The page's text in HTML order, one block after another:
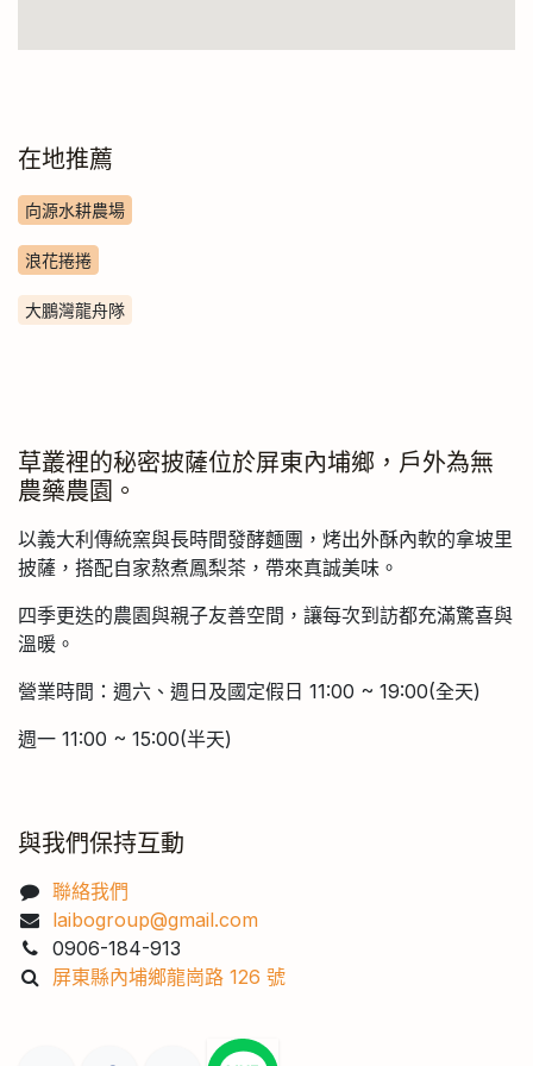
在地推薦
向源水耕農場
浪花捲捲
大鵬灣龍舟隊
草叢裡的秘密披薩位於屏東內埔鄉，戶外為無
農藥農園。
以義大利傳統窯與長時間發酵麵團，烤出外酥內軟的拿坡里
披薩，搭配自家熬煮鳳梨茶，帶來真誠美味。
四季更迭的農園與親子友善空間，讓每次到訪都充滿驚喜與
溫暖。
營業時間：週六、週日及國定假日 11:00 ~ 19:00(全天)
週一 11:00 ~ 15:00(半天)
與我們保持互動
聯絡我們
laibogroup@gmail.com
0906-184-913
屏東縣內埔鄉龍崗路 126 號